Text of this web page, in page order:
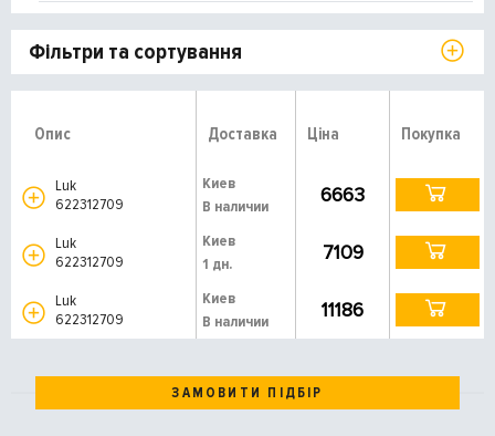
Фільтри та сортування
Опис Доставка Ціна Покупка
Luk
622312709
Киев
В наличии
6663
Luk
622312709
Киев
1 дн.
7109
Luk
622312709
Киев
В наличии
11186
ЗАМОВИТИ ПІДБІР